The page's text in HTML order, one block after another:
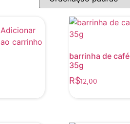
Adicionar
ao carrinho
barrinha de café
35g
R$12,00